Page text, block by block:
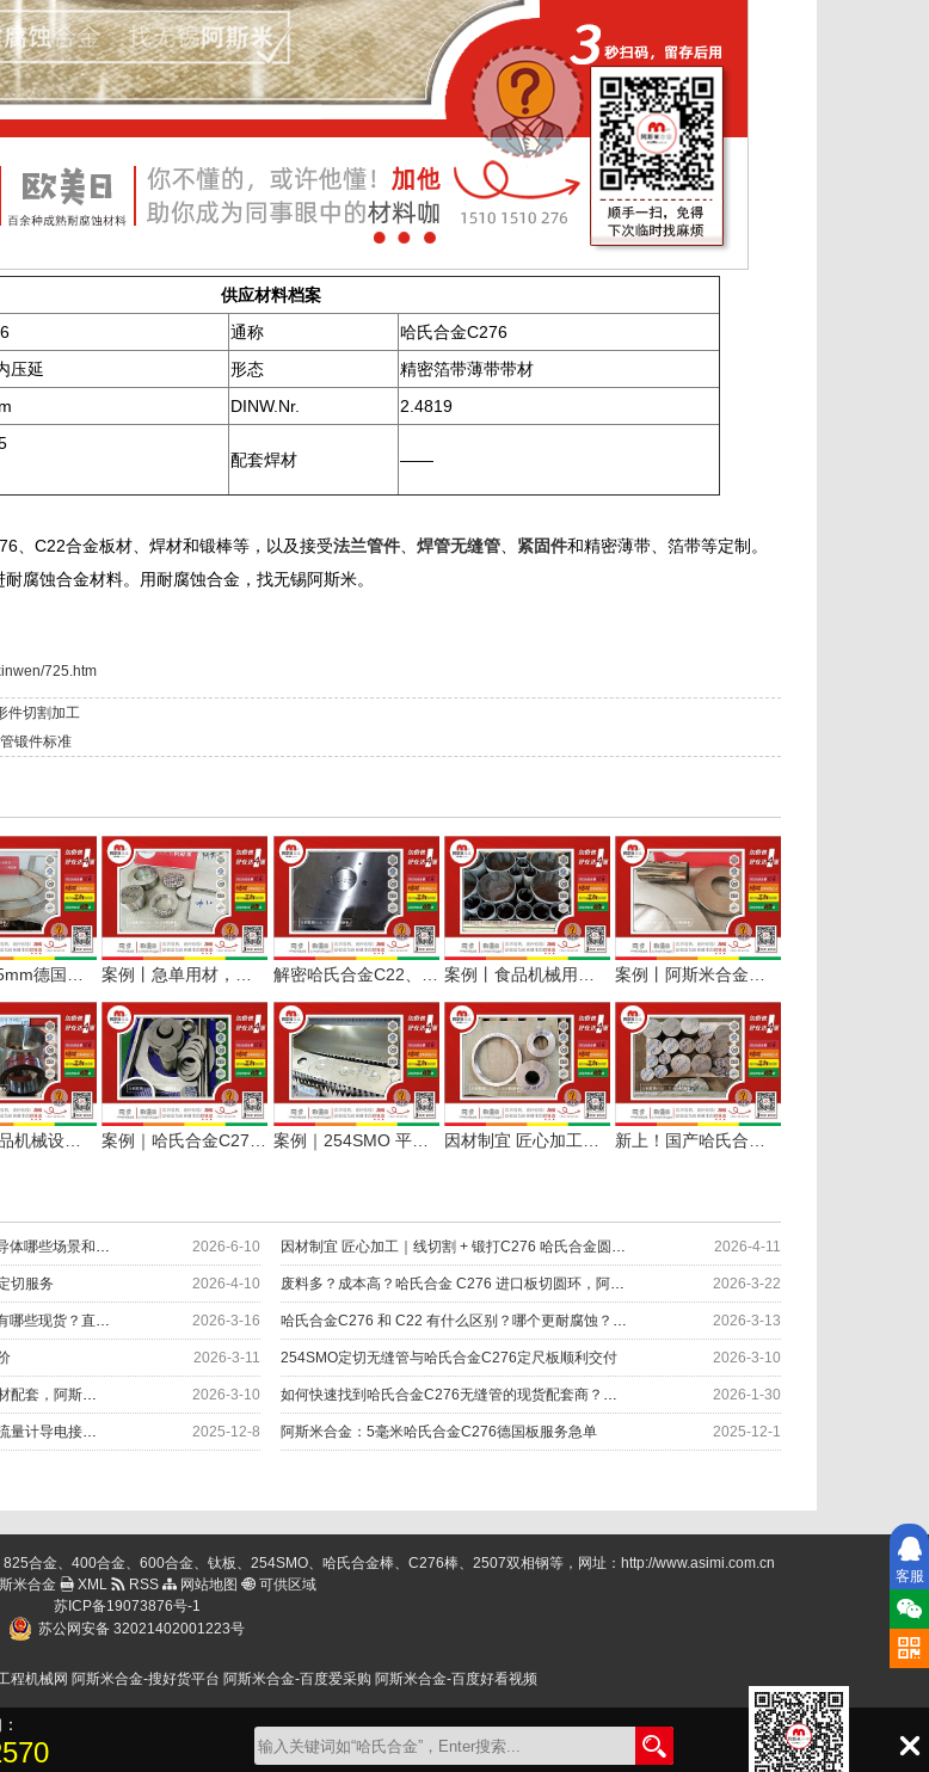
供应材料档案
通称
哈氏合金C276
压延 形态
精密箔带薄带带材
DINW.Nr.
2.4819
配套焊材 ——
、C22合金板材、焊材和锻棒等，以及接受法兰管件 、焊管无缝管 紧固件和精密薄带、箔带等定制。
腐蚀合金材料。用耐腐蚀合金，找无锡阿斯米。
725.htm
件切割加工
锻件标准
案例｜254SMO 平板与 C276 哈氏合金切环，助力船舶维修应急保供
解密哈氏合金C22、C276板棒管在半导体哪些场景和部位上应用？ 2026-6-10 因材制宜 匠心加工｜线切割 + 锻打C276 哈氏合金圆环服务化工设备 2026-4-11
切服务 2026-4-10 废料多？成本高？哈氏合金 C276 进口板切圆环，阿斯米帮您…… 2026-3-22
哈氏合金C22和C276棒材实心圆钢都有哪些现货？直径对照表 2026-3-16 哈氏合金C276 和 C22 有什么区别？哪个更耐腐蚀？应用如何 2026-3-13
2026-3-11 254SMO定切无缝管与哈氏合金C276定尺板顺利交付 2026-3-10
快速找到哈氏合金C276板棒无缝管焊材配套，阿斯米给您更多 2026-3-10 如何快速找到哈氏合金C276无缝管的现货配套商？阿斯米给您答案 2026-1-30
阿斯米合金：哈氏合金C276材质电磁流量计导电接地环交付 2025-12-8 阿斯米合金：5毫米哈氏合金C276德国板服务急单 2025-12-1
客服
合金、400合金、600合金、钛板、254SMO、哈氏合金棒、C276棒、2507双相钢等，网址：http://www.asimi.com.cn
米合金
XML RSS 网站地图
可供区域
苏ICP备19073876号-1
苏公网安备 32021402001223号
程机械网 阿斯米合金-搜好货平台 阿斯米合金-百度爱采购 阿斯米合金-百度好看视频